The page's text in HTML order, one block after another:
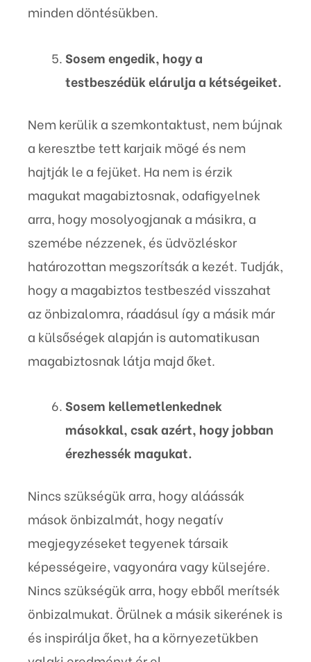
minden döntésükben.
Sosem engedik, hogy a
testbeszédük elárulja a kétségeiket.
Nem kerülik a szemkontaktust, nem bújnak
a keresztbe tett karjaik mögé és nem
hajtják le a fejüket. Ha nem is érzik
magukat magabiztosnak, odafigyelnek
arra, hogy mosolyogjanak a másikra, a
szemébe nézzenek, és üdvözléskor
határozottan megszorítsák a kezét. Tudják,
hogy a magabiztos testbeszéd visszahat
az önbizalomra, ráadásul így a másik már
a külsőségek alapján is automatikusan
magabiztosnak látja majd őket.
Sosem kellemetlenkednek
másokkal, csak azért, hogy jobban
érezhessék magukat.
Nincs szükségük arra, hogy aláássák
mások önbizalmát, hogy negatív
megjegyzéseket tegyenek társaik
képességeire, vagyonára vagy külsejére.
Nincs szükségük arra, hogy ebből merítsék
önbizalmukat. Örülnek a másik sikerének is
és inspirálja őket, ha a környezetükben